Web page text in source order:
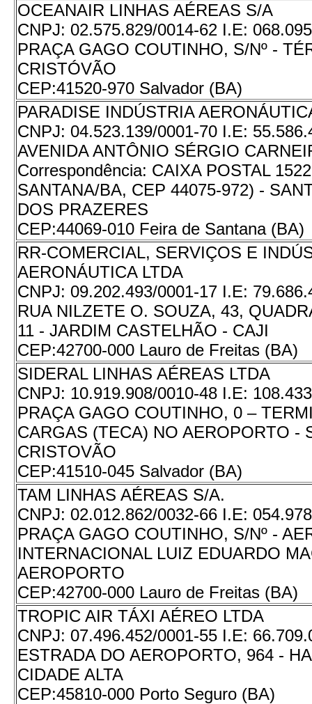
OCEANAIR LINHAS AÉREAS S/A
CNPJ: 02.575.829/0014-62 I.E:
PRAÇA GAGO COUTINHO, S/Nº -
CRISTÓVÃO
CEP:41520-970 Salvador (BA)
PARADISE INDÚSTRIA
CNPJ: 04.523.139/0001-70 I.E:
AVENIDA ANTÔNIO SÉRGIO
Correspondência: CAIXA POSTAL
SANTANA/BA, CEP 44075-972) -
DOS PRAZERES
CEP:44069-010 Feira de Santana (BA)
RR-COMERCIAL, SERVIÇOS E
AERONÁUTICA LTDA
CNPJ: 09.202.493/0001-17 I.E:
RUA NILZETE O. SOUZA, 43,
11 - JARDIM CASTELHÃO - CAJI
CEP:42700-000 Lauro de Freitas (BA)
SIDERAL LINHAS AÉREAS LTDA
CNPJ: 10.919.908/0010-48 I.E:
PRAÇA GAGO COUTINHO, 0 –
CARGAS (TECA) NO AEROPORTO -
CRISTOVÃO
CEP:41510-045 Salvador (BA)
TAM LINHAS AÉREAS S/A.
CNPJ: 02.012.862/0032-66 I.E:
PRAÇA GAGO COUTINHO, S/Nº -
INTERNACIONAL LUIZ EDUARDO
AEROPORTO
CEP:42700-000 Lauro de Freitas (BA)
TROPIC AIR TÁXI AÉREO LTDA
CNPJ: 07.496.452/0001-55 I.E:
ESTRADA DO AEROPORTO, 964 -
CIDADE ALTA
CEP:45810-000 Porto Seguro (BA)